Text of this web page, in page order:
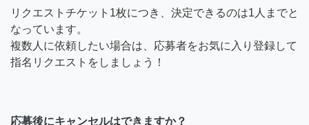
リクエストチケット1枚につき、決定できるのは1人までと
なっています。
複数人に依頼したい場合は、応募者をお気に入り登録して
指名リクエストをしましょう！
応募後にキャンセルはできますか？